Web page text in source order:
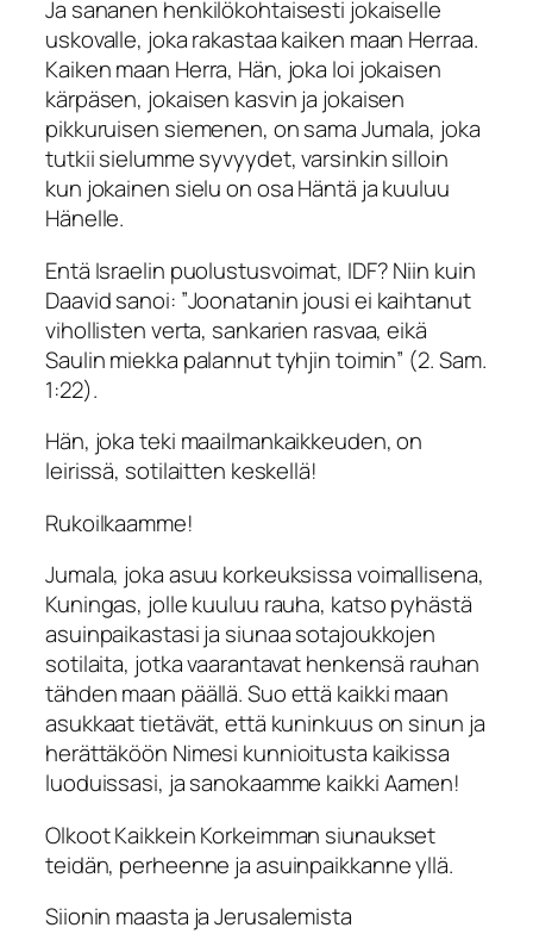
Ja sananen henkilökohtaisesti jokaiselle
uskovalle, joka rakastaa kaiken maan Herraa.
Kaiken maan Herra, Hän, joka loi jokaisen
kärpäsen, jokaisen kasvin ja jokaisen
pikkuruisen siemenen, on sama Jumala, joka
tutkii sielumme syvyydet, varsinkin silloin
kun jokainen sielu on osa Häntä ja kuuluu
Hänelle.
Entä Israelin puolustusvoimat, IDF? Niin kuin
Daavid sanoi: ”Joonatanin jousi ei kaihtanut
vihollisten verta, sankarien rasvaa, eikä
Saulin miekka palannut tyhjin toimin” (2. Sam.
1:22).
Hän, joka teki maailmankaikkeuden, on
leirissä, sotilaitten keskellä!
Rukoilkaamme!
Jumala, joka asuu korkeuksissa voimallisena,
Kuningas, jolle kuuluu rauha, katso pyhästä
asuinpaikastasi ja siunaa sotajoukkojen
sotilaita, jotka vaarantavat henkensä rauhan
tähden maan päällä. Suo että kaikki maan
asukkaat tietävät, että kuninkuus on sinun ja
herättäköön Nimesi kunnioitusta kaikissa
luoduissasi, ja sanokaamme kaikki Aamen!
Olkoot Kaikkein Korkeimman siunaukset
teidän, perheenne ja asuinpaikkanne yllä.
Siionin maasta ja Jerusalemista